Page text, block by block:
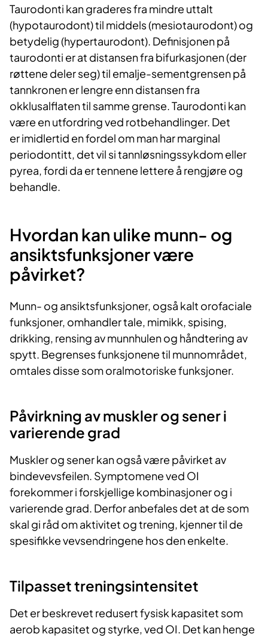
Taurodonti kan graderes fra mindre uttalt
(hypotaurodont) til middels (mesiotaurodont) og
betydelig (hypertaurodont). Definisjonen på
taurodonti er at distansen fra bifurkasjonen (der
røttene deler seg) til emalje-sementgrensen på
tannkronen er lengre enn distansen fra
okklusalflaten til samme grense. Taurodonti kan
være en utfordring ved rotbehandlinger. Det
er imidlertid en fordel om man har marginal
periodontitt, det vil si tannløsningssykdom eller
pyrea, fordi da er tennene lettere å rengjøre og
behandle.
Hvordan kan ulike munn- og
ansiktsfunksjoner være
påvirket?
Munn- og ansiktsfunksjoner, også kalt orofaciale
funksjoner, omhandler tale, mimikk, spising,
drikking, rensing av munnhulen og håndtering av
spytt. Begrenses funksjonene til munnområdet,
omtales disse som oralmotoriske funksjoner.
​Påvirkning av muskler og sener i
varierende grad
Muskler og sener kan også være påvirket av
bindevevsfeilen. Symptomene ved OI
forekommer i forskjellige kombinasjoner og i
varierende grad. Derfor anbefales det at de som
skal gi råd om aktivitet og trening, kjenner til de
spesifikke vevsendringene hos den enkelte.
​Tilpasset treningsintensitet
Det er beskrevet redusert fysisk kapasitet som
aerob kapasitet og styrke, ved OI. Det kan henge